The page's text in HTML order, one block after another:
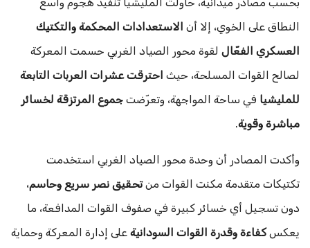
النطاق على الخوي، إلا أن الاستعدادات المحكمة والتكتيك
العسكري الفعّال لقوة محور الصياد الغربي حسمت المعركة
لصالح القوات المسلحة، حيث احترقت عشرات العربات التابعة
للمليشيا في ساحة المواجهة، وتعرّضت جموع المرتزقة لخسائر
مباشرة وقوية.
وأكدت المصادر أن وحدة محور الصياد الغربي استخدمت
تكتيكات متقدمة مكنت القوات منتحقيق نصر سريع وحاسم،
دون تسجيل أي خسائر كبيرة في صفوف القوات المدافعة، ما
يعكسكفاءة وقدرة القوات السودانية على إدارة المعركة وحماية